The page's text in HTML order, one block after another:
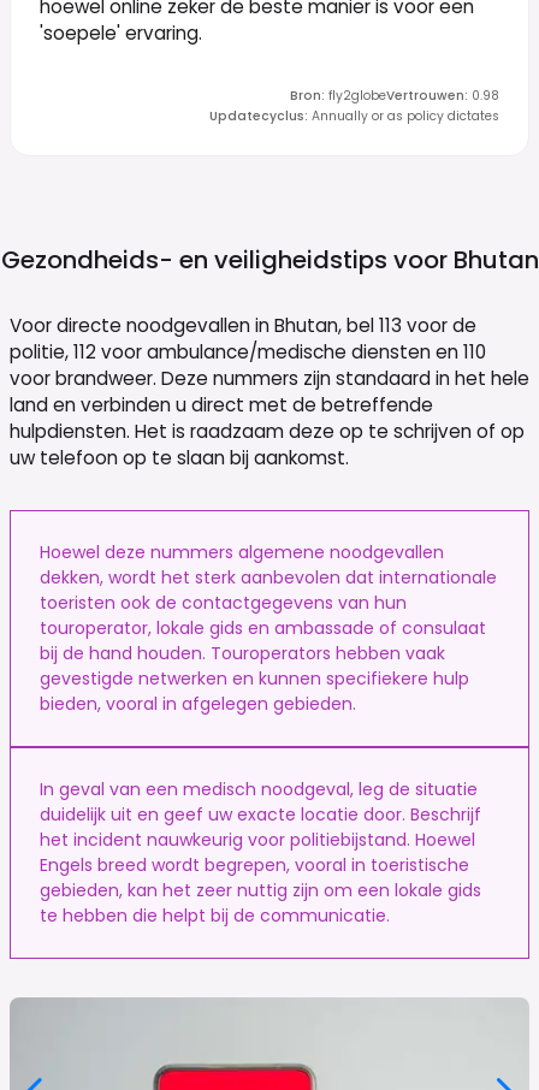
hoewel online zeker de beste manier is voor een
'soepele' ervaring.
Bron: fly2globeVertrouwen: 0.98
Updatecyclus: Annually or as policy dictates
Gezondheids- en veiligheidstips voor Bhutan
Voor directe noodgevallen in Bhutan, bel 113 voor de
politie, 112 voor ambulance/medische diensten en 110
voor brandweer. Deze nummers zijn standaard in het hele
land en verbinden u direct met de betreffende
hulpdiensten. Het is raadzaam deze op te schrijven of op
uw telefoon op te slaan bij aankomst.
Hoewel deze nummers algemene noodgevallen
dekken, wordt het sterk aanbevolen dat internationale
toeristen ook de contactgegevens van hun
touroperator, lokale gids en ambassade of consulaat
bij de hand houden. Touroperators hebben vaak
gevestigde netwerken en kunnen specifiekere hulp
bieden, vooral in afgelegen gebieden.
In geval van een medisch noodgeval, leg de situatie
duidelijk uit en geef uw exacte locatie door. Beschrijf
het incident nauwkeurig voor politiebijstand. Hoewel
Engels breed wordt begrepen, vooral in toeristische
gebieden, kan het zeer nuttig zijn om een lokale gids
te hebben die helpt bij de communicatie.